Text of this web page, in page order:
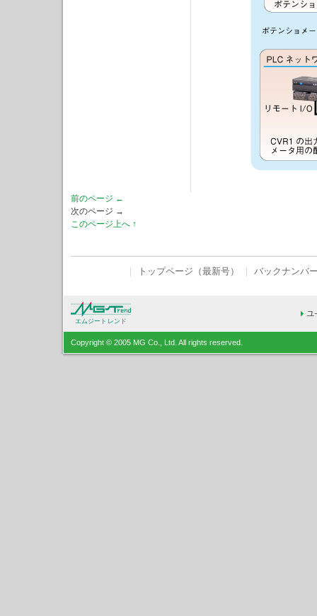
前のページ ←
次のページ →
このページ上へ ↑
トップページ（最新号） バックナンバ
エムジートレンド
Copyright © 2005 MG Co., Ltd. All rights reserved.